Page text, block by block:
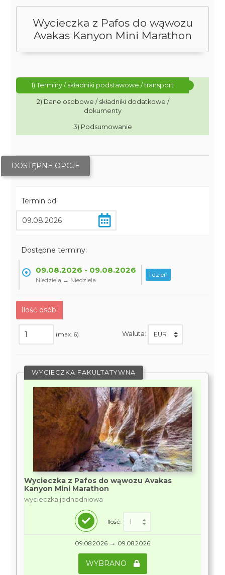
Wycieczka z Pafos do wąwozu
Avakas Kanyon Mini Marathon
1) Terminy / składniki podstawowe / transport
2) Dane osobowe / składniki dodatkowe /
dokumenty
3) Podsumowanie
DOSTĘPNE OPCJE
Termin od:
Dostępne terminy:
09.08.2026 - 09.08.2026
Niedziela → Niedziela
1 dzień
Ilość osób:
(max. 6) Waluta:
WYCIECZKA FAKULTATYWNA
Wycieczka z Pafos do wąwozu Avakas
Kanyon Mini Marathon
wycieczka jednodniowa
Ilość:
09.08.2026 → 09.08.2026
WYBRANO